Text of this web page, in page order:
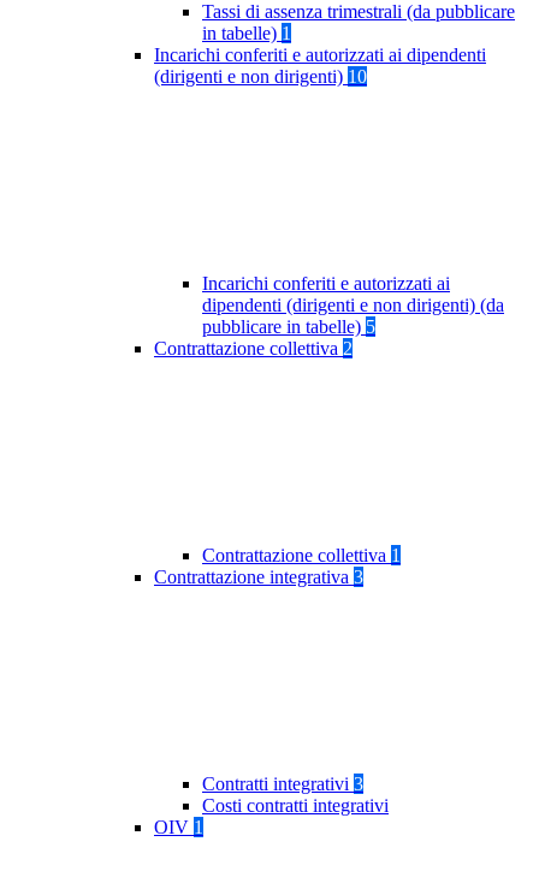
Tassi di assenza trimestrali (da pubblicare
in tabelle) 1
Incarichi conferiti e autorizzati ai dipendenti
(dirigenti e non dirigenti) 10
Incarichi conferiti e autorizzati ai
dipendenti (dirigenti e non dirigenti) (da
pubblicare in tabelle) 5
Contrattazione collettiva 2
Contrattazione collettiva 1
Contrattazione integrativa 3
Contratti integrativi 3
Costi contratti integrativi
OIV 1